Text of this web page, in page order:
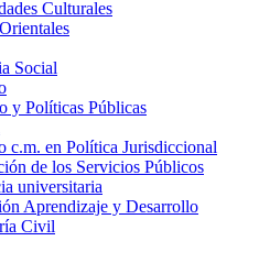
Culturales
Social
y Políticas Públicas
c.m. en Política Jurisdiccional
de los Servicios Públicos
universitaria
Aprendizaje y Desarrollo
Civil